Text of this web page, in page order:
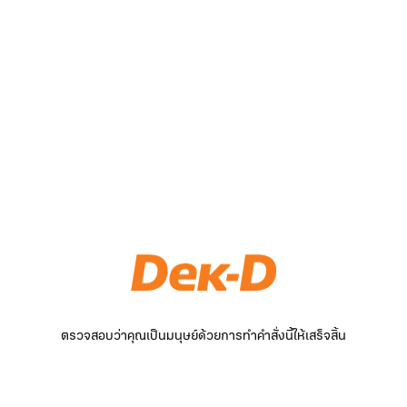
ตรวจสอบว่าคุณเป็นมนุษย์ด้วยการทำคำสั่งนี้ให้เสร็จสิ้น